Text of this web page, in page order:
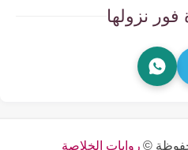
نزولها
© روايات الخلاصة